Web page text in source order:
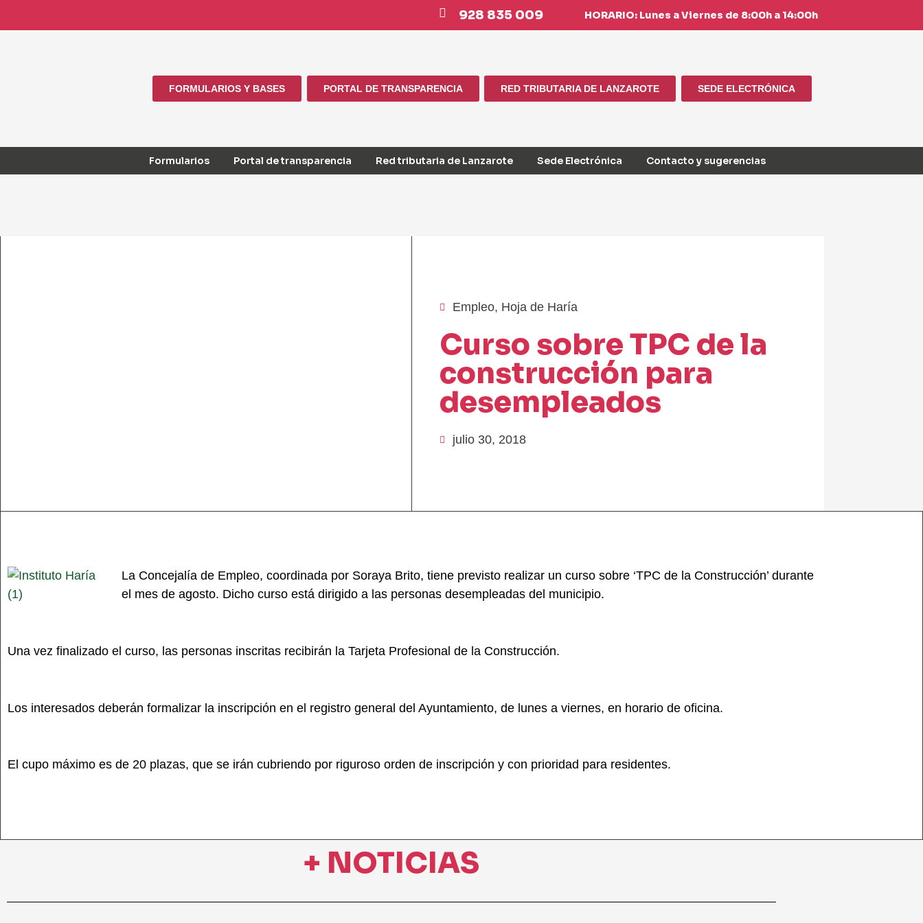
928 835 009 HORARIO: Lunes a Viernes de 8:00h a 14:00h
FORMULARIOS Y BASES PORTAL DE TRANSPARENCIA RED TRIBUTARIA DE LANZAROTE SEDE ELECTRÓNICA
Formularios Portal de transparencia Red tributaria de Lanzarote Sede Electrónica Contacto y sugerencias
Empleo, Hoja de Haría
Curso sobre TPC de la
construcción para
desempleados
julio 30, 2018
La Concejalía de Empleo, coordinada por Soraya Brito, tiene previsto realizar un curso sobre ‘TPC de la Construcción’ durante
el mes de agosto. Dicho curso está dirigido a las personas desempleadas del municipio.
Una vez finalizado el curso, las personas inscritas recibirán la Tarjeta Profesional de la Construcción.
Los interesados deberán formalizar la inscripción en el registro general del Ayuntamiento, de lunes a viernes, en horario de oficina.
El cupo máximo es de 20 plazas, que se irán cubriendo por riguroso orden de inscripción y con prioridad para residentes.
+ NOTICIAS